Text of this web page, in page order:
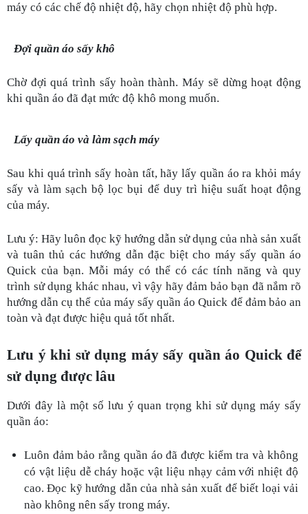
máy có các chế độ nhiệt độ, hãy chọn nhiệt độ phù hợp.
Đợi quần áo sấy khô
Chờ đợi quá trình sấy hoàn thành. Máy sẽ dừng hoạt động
khi quần áo đã đạt mức độ khô mong muốn.
Lấy quần áo và làm sạch máy
Sau khi quá trình sấy hoàn tất, hãy lấy quần áo ra khỏi máy
sấy và làm sạch bộ lọc bụi để duy trì hiệu suất hoạt động
của máy.
Lưu ý: Hãy luôn đọc kỹ hướng dẫn sử dụng của nhà sản xuất
và tuân thủ các hướng dẫn đặc biệt cho máy sấy quần áo
Quick của bạn. Mỗi máy có thể có các tính năng và quy
trình sử dụng khác nhau, vì vậy hãy đảm bảo bạn đã nắm rõ
hướng dẫn cụ thể của máy sấy quần áo Quick để đảm bảo an
toàn và đạt được hiệu quả tốt nhất.
Lưu ý khi sử dụng máy sấy quần áo Quick để
sử dụng được lâu
Dưới đây là một số lưu ý quan trọng khi sử dụng máy sấy
quần áo:
Luôn đảm bảo rằng quần áo đã được kiểm tra và không
có vật liệu dễ cháy hoặc vật liệu nhạy cảm với nhiệt độ
cao. Đọc kỹ hướng dẫn của nhà sản xuất để biết loại vải
nào không nên sấy trong máy.